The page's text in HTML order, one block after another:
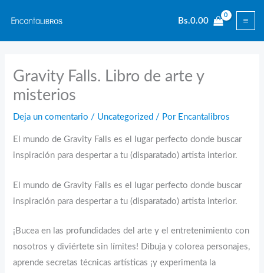
contenido
Bs.0.00
Gravity Falls. Libro de arte y
misterios
Deja un comentario / Uncategorized / Por Encantalibros
El mundo de Gravity Falls es el lugar perfecto donde buscar
inspiración para despertar a tu (disparatado) artista interior.
El mundo de Gravity Falls es el lugar perfecto donde buscar
inspiración para despertar a tu (disparatado) artista interior.
¡Bucea en las profundidades del arte y el entretenimiento con
nosotros y diviértete sin límites! Dibuja y colorea personajes,
aprende secretas técnicas artísticas ¡y experimenta la